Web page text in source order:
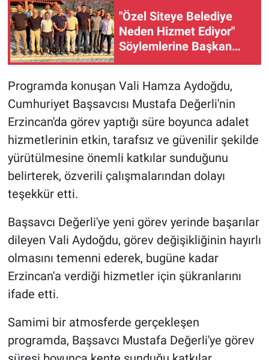
"Özel Siteye Belediye
Neden Hizmet Ediyor"
Söylemlerine Başkan
Bayram'dan Net Yanıt
Programda konuşan Vali Hamza Aydoğdu,
Cumhuriyet Başsavcısı Mustafa Değerli'nin
Erzincan'da görev yaptığı süre boyunca adalet
hizmetlerinin etkin, tarafsız ve güvenilir şekilde
yürütülmesine önemli katkılar sunduğunu
belirterek, özverili çalışmalarından dolayı
teşekkür etti.
Başsavcı Değerli'ye yeni görev yerinde başarılar
dileyen Vali Aydoğdu, görev değişikliğinin hayırlı
olmasını temenni ederek, bugüne kadar
Erzincan'a verdiği hizmetler için şükranlarını
ifade etti.
Samimi bir atmosferde gerçekleşen
programda, Başsavcı Mustafa Değerli'ye görev